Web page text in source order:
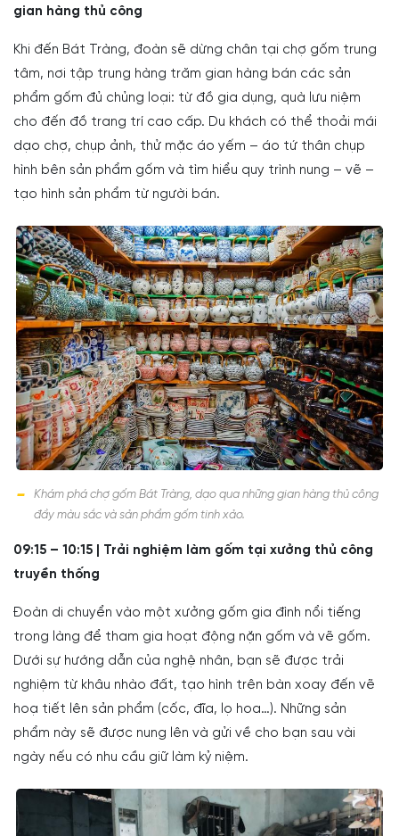
gian hàng thủ công
Khi đến Bát Tràng, đoàn sẽ dừng chân tại chợ gốm trung
tâm, nơi tập trung hàng trăm gian hàng bán các sản
phẩm gốm đủ chủng loại: từ đồ gia dụng, quà lưu niệm
cho đến đồ trang trí cao cấp. Du khách có thể thoải mái
dạo chợ, chụp ảnh, thử mặc áo yếm – áo tứ thân chụp
hình bên sản phẩm gốm và tìm hiểu quy trình nung – vẽ –
tạo hình sản phẩm từ người bán.
Khám phá chợ gốm Bát Tràng, dạo qua những gian hàng thủ công
đầy màu sắc và sản phẩm gốm tinh xảo.
09:15 – 10:15 | Trải nghiệm làm gốm tại xưởng thủ công
truyền thống
Đoàn di chuyển vào một xưởng gốm gia đình nổi tiếng
trong làng để tham gia hoạt động nặn gốm và vẽ gốm.
Dưới sự hướng dẫn của nghệ nhân, bạn sẽ được trải
nghiệm từ khâu nhào đất, tạo hình trên bàn xoay đến vẽ
hoạ tiết lên sản phẩm (cốc, đĩa, lọ hoa…). Những sản
phẩm này sẽ được nung lên và gửi về cho bạn sau vài
ngày nếu có nhu cầu giữ làm kỷ niệm.